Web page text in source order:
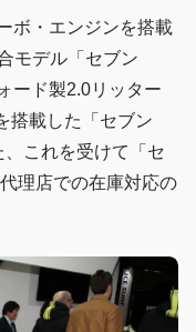
ボ・エンジンを搭載
モデル「セブン
ード製2.0リッター
搭載した「セブン
これを受けて「セ
理店での在庫対応の